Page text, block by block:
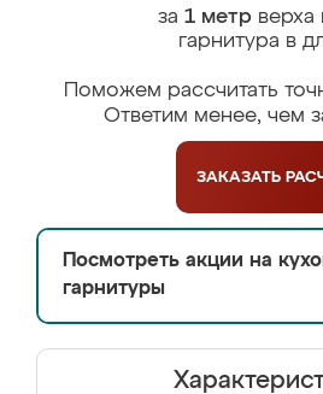
за 1 метрверха
гарнитура в
Поможем рассчитать
Ответим менее, чем
ЗАКАЗАТЬ
Посмотреть акции на
гарнитуры